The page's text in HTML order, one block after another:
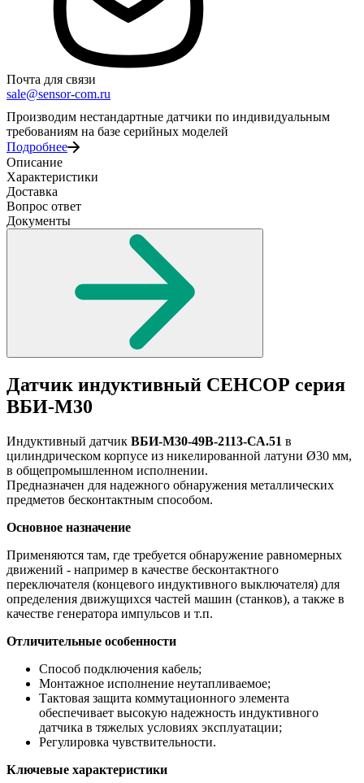
Почта для связи
sale@sensor-com.ru
Производим нестандартные датчики по индивидуальным
требованиям на базе серийных моделей
Подробнее
Описание
Характеристики
Доставка
Вопрос ответ
Документы
Датчик индуктивный СЕНСОР серия
ВБИ-М30
Индуктивный датчик ВБИ-М30-49В-2113-СА.51 в
цилиндрическом корпусе из никелированной латуни Ø30 мм,
в общепромышленном исполнении.
Предназначен для надежного обнаружения металлических
предметов бесконтактным способом.
Основное назначение
Применяются там, где требуется обнаружение равномерных
движений - например в качестве бесконтактного
переключателя (концевого индуктивного выключателя) для
определения движущихся частей машин (станков), а также в
качестве генератора импульсов и т.п.
Отличительные особенности
Способ подключения кабель;
Монтажное исполнение неутапливаемое;
Тактовая защита коммутационного элемента
обеспечивает высокую надежность индуктивного
датчика в тяжелых условиях эксплуатации;
Регулировка чувствительности.
Ключевые характеристики